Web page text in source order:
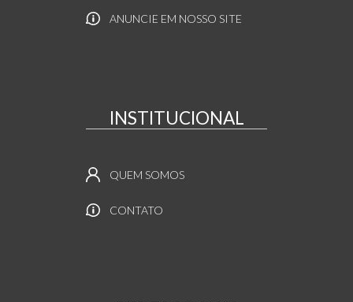
ANUNCIE EM NOSSO SITE
INSTITUCIONAL
QUEM SOMOS
CONTATO